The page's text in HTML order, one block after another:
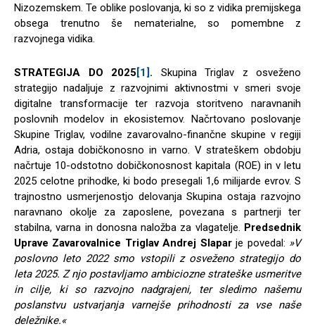
Nizozemskem. Te oblike poslovanja, ki so z vidika premijskega
obsega trenutno še nematerialne, so pomembne z
razvojnega vidika.
STRATEGIJA DO 2025 [1] . Skupina Triglav z osveženo
strategijo nadaljuje z razvojnimi aktivnostmi v smeri svoje
digitalne transformacije ter razvoja storitveno naravnanih
poslovnih modelov in ekosistemov. Načrtovano poslovanje
Skupine Triglav, vodilne zavarovalno-finančne skupine v regiji
Adria, ostaja dobičkonosno in varno. V strateškem obdobju
načrtuje 10-odstotno dobičkonosnost kapitala (ROE) in v letu
2025 celotne prihodke, ki bodo presegali 1,6 milijarde evrov. S
trajnostno usmerjenostjo delovanja Skupina ostaja razvojno
naravnano okolje za zaposlene, povezana s partnerji ter
stabilna, varna in donosna naložba za vlagatelje. Predsednik
Uprave Zavarovalnice Triglav Andrej Slaparje povedal: »V
poslovno leto 2022 smo vstopili z osveženo strategijo do
leta 2025. Z njo postavljamo ambiciozne strateške usmeritve
in cilje, ki so razvojno nadgrajeni, ter sledimo našemu
poslanstvu ustvarjanja varnejše prihodnosti za vse naše
deležnike.«